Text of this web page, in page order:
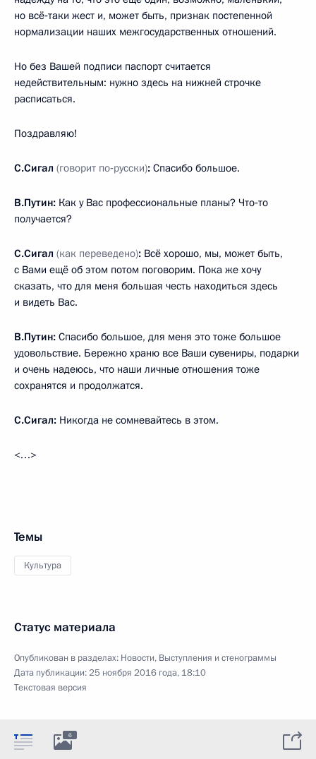
но всё‑таки жест и, может быть, признак постепенной
нормализации наших межгосударственных отношений.
Но без Вашей подписи паспорт считается
недействительным: нужно здесь на нижней строчке
расписаться.
Поздравляю!
С.Сигал (говорит по‑русски): Спасибо большое.
В.Путин: Как у Вас профессиональные планы? Что‑то
получается?
С.Сигал (как переведено): Всё хорошо, мы, может быть,
с Вами ещё об этом потом поговорим. Пока же хочу
сказать, что для меня большая честь находиться здесь
и видеть Вас.
В.Путин: Спасибо большое, для меня это тоже большое
удовольствие. Бережно храню все Ваши сувениры, подарки
и очень надеюсь, что наши личные отношения тоже
сохранятся и продолжатся.
С.Сигал: Никогда не сомневайтесь в этом.
<…>
Темы
Культура
Статус материала
Опубликован в разделах: Новости, Выступления и стенограммы
Дата публикации:25 ноября 2016 года, 18:10
Текстовая версия
6